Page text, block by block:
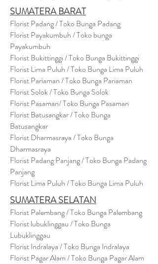
SUMATERA BARAT
Florist Padang / Toko Bunga Padang
Florist Payakumbuh / Toko bunga
Payakumbuh
Florist Bukittinggi / Toko Bunga Bukittinggi
Florist Lima Puluh / Toko Bunga Lima Puluh
Florist Pariaman / Toko Bunga Pariaman
Florist Solok / Toko Bunga Solok
Florist Pasaman/ Toko Bunga Pasaman
Florist Batusangkar / Toko Bunga
Batusangkar
Florist Dharmasraya / Toko Bunga
Dharmasraya
Florist Padang Panjang / Toko Bunga Padang
Panjang
Florist Lima Puluh / Toko Bunga Lima Puluh
SUMATERA SELATAN
Florist Palembang / Toko Bunga Palembang
Florist lubuklinggau / Toko Bunga
Lubuklinggau
Florist Indralaya / Toko Bunga Indralaya
Florist Pagar Alam / Toko Bunga Pagar Alam